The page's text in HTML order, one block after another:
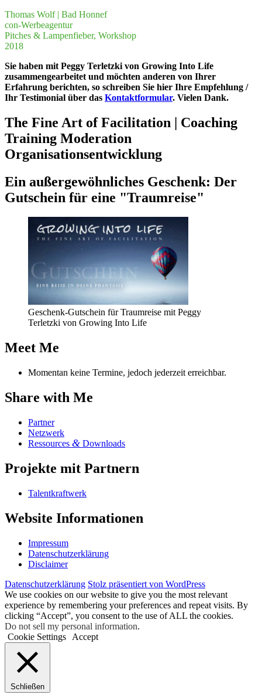
Thomas Wolf | Bad Honnef
con-Werbeagentur
Pitches & Lampenfieber, Workshop
2018
Sie haben mit Peggy Terletzki von Growing Into Life
zusammengearbeitet und möchten anderen von Ihrer
Erfahrung berichten, so schreiben Sie hier Ihre Empfehlung /
Ihr Testimonial über das Kontaktformular. Vielen Dank.
The Fine Art of Facilitation | Coaching
Training Moderation
Organisationsentwicklung
Ein außer­ge­wöhn­li­ches Geschenk: Der
Gut­schein für eine "Traum­rei­se"
Geschenk-Gutschein für Traumreise mit Peggy
Terletzki von Growing Into Life
Meet Me
Momentan keine Termine, jedoch jederzeit erreichbar.
Share with Me
Part­ner
Netz­werk
Res­sour­ces & Downloads
Pro­jek­te mit Partnern
Tal­ent­kraft­werk
Web­site Informationen
Impres­sum
Daten­schutz­er­klä­rung
Dis­clai­mer
Daten­schutz­er­klä­rung Stolz präsentiert von WordPress
We use cookies on our website to give you the most relevant
experience by remembering your preferences and repeat visits. By
clicking “Accept”, you consent to the use of ALL the cookies.
Do not sell my personal information.
Cookie Settings
Accept
Schließen